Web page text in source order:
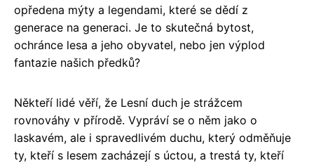
opředena mýty a legendami, které se dědí z
generace na generaci. Je to skutečná bytost,
ochránce lesa a jeho obyvatel, nebo jen výplod
fantazie našich předků?
Někteří lidé věří, že Lesní duch je strážcem
rovnováhy v přírodě. Vypráví se o něm jako o
laskavém, ale i spravedlivém duchu, který odměňuje
ty, kteří s lesem zacházejí s úctou, a trestá ty, kteří